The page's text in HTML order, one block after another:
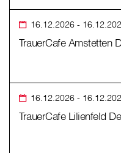
16.12.2026 -
TrauerCafe Amstetten
16.12.2026 -
TrauerCafe Lilienfeld